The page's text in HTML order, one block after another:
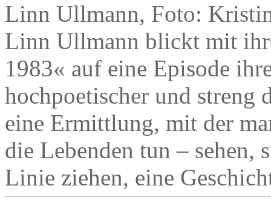
Linn Ullmann, Foto:
Linn Ullmann blickt mit
1983« auf eine Episode
hochpoetischer und streng
eine Ermittlung, mit der
die Lebenden tun – sehen,
Linie ziehen, eine